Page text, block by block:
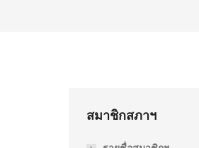
สมาชิกสภาฯ